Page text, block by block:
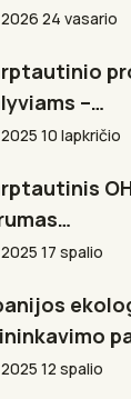
2026 24 vasario
–…
2025 10 lapkričio
2025 17 spalio
2025 12 spalio